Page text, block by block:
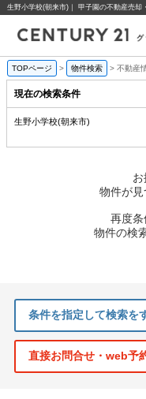
生野小学校(朝来市)｜ 甲子園の不動産売却
TOPページ > 物件検索 > 不動産
現在の検索条件
生野小学校(朝来市)
物件が見
再度条
物件の検
条件を指定して検索を
直接お問合せ・web予